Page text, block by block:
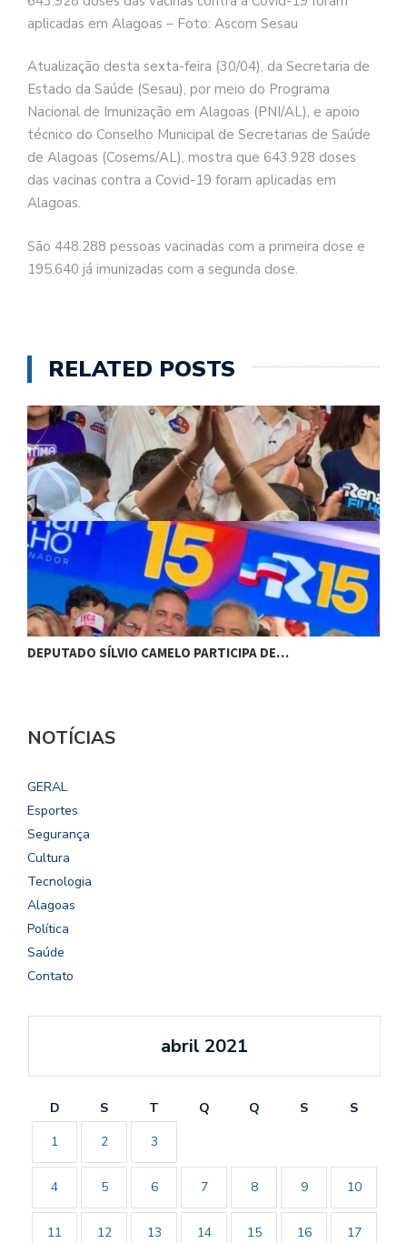
aplicadas em Alagoas – Foto: Ascom Sesau
Atualização desta sexta-feira (30/04), da Secretaria de
Estado da Saúde (Sesau), por meio do Programa
Nacional de Imunização em Alagoas (PNI/AL), e apoio
técnico do Conselho Municipal de Secretarias de Saúde
de Alagoas (Cosems/AL), mostra que 643.928 doses
das vacinas contra a Covid-19 foram aplicadas em
Alagoas.
São 448.288 pessoas vacinadas com a primeira dose e
195.640 já imunizadas com a segunda dose.
RELATED POSTS
DEPUTADO SÍLVIO CAMELO PARTICIPA DE…
NOTÍCIAS
GERAL
Esportes
Segurança
Cultura
Tecnologia
Alagoas
Política
Saúde
Contato
abril 2021
D S T Q Q S
S
1
2 3
4 5 6 7 8 9 10
11 12 13 14 15 16 17